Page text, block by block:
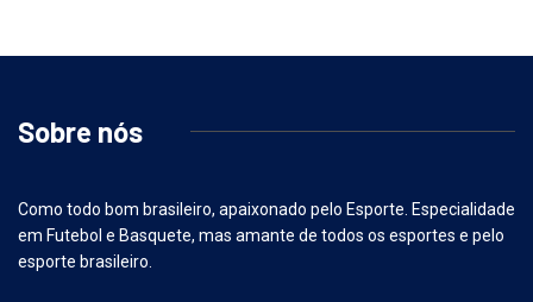
Sobre nós
Como todo bom brasileiro, apaixonado pelo Esporte. Especialidade
em Futebol e Basquete, mas amante de todos os esportes e pelo
esporte brasileiro.